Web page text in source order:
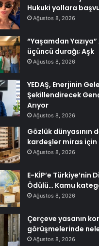
Hukuki yollara
Ağustos 8, 2026
“Yaşamdan
üçüncü durağı; Aşk
Ağustos 8, 2026
YEDAŞ, Enerjinin
Şekillendirecek
Arıyor
Ağustos 8, 2026
Gözlük dünyasının
kardeşler miras
Ağustos 8, 2026
E-KİP’e Türkiye’nin
Ödülü… Kamu
Ağustos 8, 2026
Çerçeve yasanın
görüşmelerinde
Ağustos 8, 2026